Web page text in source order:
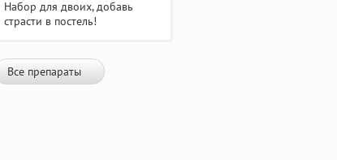
Набор для двоих, добавь
страсти в постель!
Все препараты